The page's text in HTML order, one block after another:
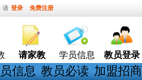
请 登录 免费注册
请家教 学员信息 教员登录
信息 教员必读 加盟招商